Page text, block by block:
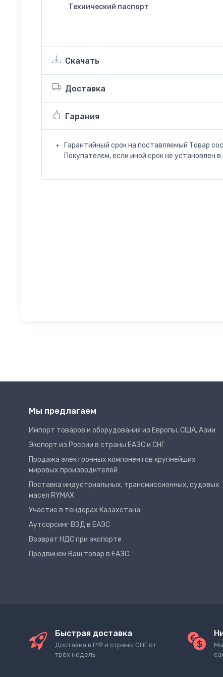
Технический паспорт
Скачать
Доставка
Гарания
Гарантийный срок на поставляемый Товар
Покупателем, если иной срок не установлен
Мы предлагаем
Импорт товаров и оборудования из Европы, США, Азии
Экспорт из России в страны ЕАЭС и СНГ
Продажа электронных компонентов крупнейших
мировых производителей
Поставка индустриальных, трансмиссионных, судовых
масел RYMAX
Участие в тендерах Казахстана
Аутсорсинг ВЭД в ЕАЭС
Возврат НДС при экспорте
Продвинем Ваш товар в ЕАЭС
Быстрая доставка
Доставка в РФ и страны СНГ от
трёх недель